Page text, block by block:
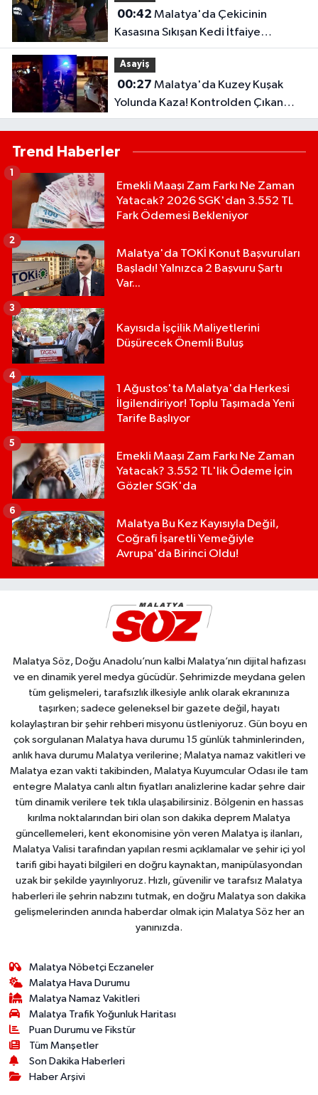
00:42
Kasasına Sıkışan Kedi İtfaiye
Ekiplerince Kurtarıldı
Asayiş
00:27
Yolunda Kaza! Kontrolden Çıkan
Otomobil Refüje Çarptı
Trend Haberler
Emekli Maaşı Zam Farkı Ne Zaman
Yatacak? 2026 SGK'dan 3.552 TL
Fark Ödemesi Bekleniyor
1
Malatya'da TOKİ Konut Başvuruları
Başladı! Yalnızca 2 Başvuru Şartı
Var...
2
Kayısıda İşçilik Maliyetlerini
Düşürecek Önemli Buluş
3
1 Ağustos'ta Malatya'da Herkesi
İlgilendiriyor! Toplu Taşımada Yeni
Tarife Başlıyor
4
Emekli Maaşı Zam Farkı Ne Zaman
Yatacak? 3.552 TL'lik Ödeme İçin
Gözler SGK'da
5
Malatya Bu Kez Kayısıyla Değil,
Coğrafi İşaretli Yemeğiyle
Avrupa'da Birinci Oldu!
6
Malatya Söz, Doğu Anadolu’nun kalbi Malatya’nın dijital hafızası
ve en dinamik yerel medya gücüdür. Şehrimizde meydana gelen
tüm gelişmeleri, tarafsızlık ilkesiyle anlık olarak ekranınıza
taşırken; sadece geleneksel bir gazete değil, hayatı
kolaylaştıran bir şehir rehberi misyonu üstleniyoruz. Gün boyu en
çok sorgulanan Malatya hava durumu 15 günlük tahminlerinden,
anlık hava durumu Malatya verilerine; Malatya namaz vakitleri ve
Malatya ezan vakti takibinden, Malatya Kuyumcular Odası ile tam
entegre Malatya canlı altın fiyatları analizlerine kadar şehre dair
tüm dinamik verilere tek tıkla ulaşabilirsiniz. Bölgenin en hassas
kırılma noktalarından biri olan son dakika deprem Malatya
güncellemeleri, kent ekonomisine yön veren Malatya iş ilanları,
Malatya Valisi tarafından yapılan resmi açıklamalar ve şehir içi yol
tarifi gibi hayati bilgileri en doğru kaynaktan, manipülasyondan
uzak bir şekilde yayınlıyoruz. Hızlı, güvenilir ve tarafsız Malatya
haberleri ile şehrin nabzını tutmak, en doğru Malatya son dakika
gelişmelerinden anında haberdar olmak için Malatya Söz her an
yanınızda.
Malatya Nöbetçi Eczaneler
Malatya Hava Durumu
Malatya Namaz Vakitleri
Malatya Trafik Yoğunluk Haritası
Puan Durumu ve Fikstür
Tüm Manşetler
Son Dakika Haberleri
Haber Arşivi